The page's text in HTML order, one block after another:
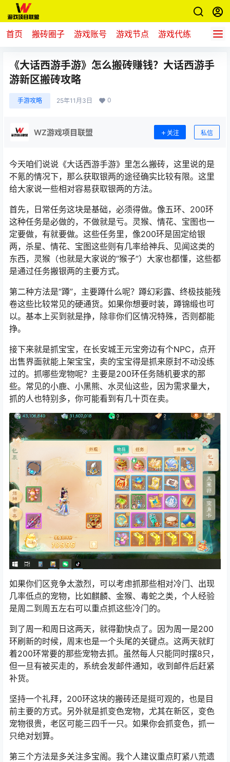
首页 搬砖圈子 游戏账号 游戏节点 游戏代练 新游推
《大话西游手游》怎么搬砖赚钱？大话西游手
游新区搬砖攻略
手游攻略 25年11月3日 0
WZ游戏项目联盟 关注 私信
今天咱们说说《大话西游手游》里怎么搬砖，这里说的是
不氪的情况下，那么获取银两的途径确实比较有限。这里
给大家说一些相对容易获取银两的方法。
首先，日常任务这块是基础，必须得做。像五环、200环
这种任务是必做的，不做就是亏。灵猴、情花、宝图也一
定要做，有就要做。这些任务里，像200环是固定给银
两，杀星、情花、宝图这些则有几率给神兵、见闻这类的
东西，灵猴（也就是大家说的“猴子”）大家也都懂，这些都
是通过任务搬银两的主要方式。
第二种方法是“蹲”，主要蹲什么呢？蹲幻彩露、终极技能残
卷这些比较常见的硬通货。如果你想要时装，蹲锦缎也可
以。基本上买到就是挣，除非你们区情况特殊，否则都能
挣。
接下来就是抓宝宝，在长安城王元宝旁边有个NPC，点开
出售界面就能上架宝宝，卖的宝宝得是抓来原封不动没练
过的。抓哪些宠物呢？主要是200环任务随机要求的那
些。常见的小鹿、小黑熊、水灵仙这些，因为需求量大，
抓的人也特别多，你可能看到有几十页在卖。
如果你们区竞争太激烈，可以考虑抓那些相对冷门、出现
几率低点的宠物，比如麒麟、金猴、毒蛇之类，个人经验
是周二到周五左右可以重点抓这些冷门的。
到了周一和周日这两天，就得勤快点了。因为周一是200
环刷新的时候，周末也是一个头尾的关键点。这两天就盯
着200环常要的那些宠物去抓。虽然每人只能同时摆8只，
但一旦有被买走的，系统会发邮件通知，收到邮件后赶紧
补货。
坚持一个礼拜，200环这块的搬砖还是挺可观的，也是目
前主要的方式。另外就是抓变色宠物，尤其在新区，变色
宠物很贵，老区可能三四千一只。如果你会抓变色，抓一
只绝对划算。
第三个方法是多关注多宝阁。我个人建议重点盯紧八荒遗